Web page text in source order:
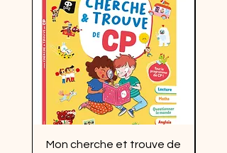
Mon cherche et trouve de